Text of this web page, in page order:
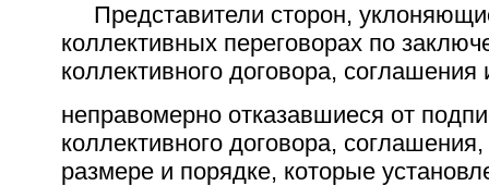
Представители сторон,
коллективных переговорах по
коллективного договора, соглашения
неправомерно отказавшиеся от
коллективного договора,
размере и порядке, которые